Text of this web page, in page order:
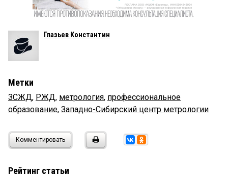
Глазьев Константин
Метки
ЗСЖД, РЖД, метрология, профессиональное
образование, Западно-Сибирский центр метрологии
Комментировать
Рейтинг статьи